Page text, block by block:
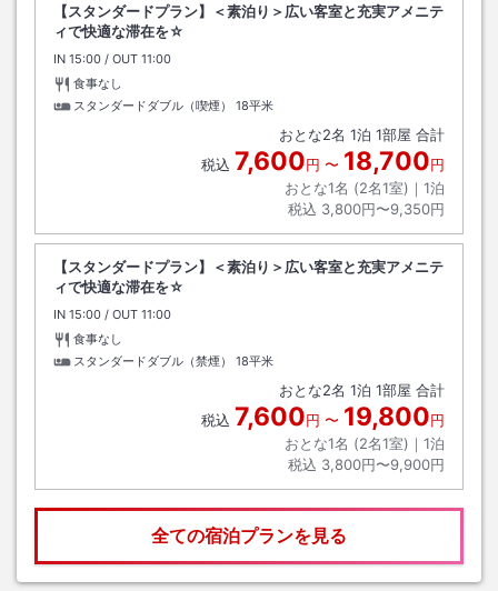
【スタンダードプラン】＜素泊り＞広い客室と充実アメニテ
ィで快適な滞在を☆
IN チェックイン
15:00 / OUT チェックアウト
11:00
食事なし
スタンダードダブル（喫煙）
18平米
おとな2名 1泊 1部屋 合計
税込 7,600円 〜 18,700円
おとな1名 (2名1室)｜ 1泊
税込 3,800円〜9,350円
【スタンダードプラン】＜素泊り＞広い客室と充実アメニテ
ィで快適な滞在を☆
IN チェックイン
15:00 / OUT チェックアウト
11:00
食事なし
スタンダードダブル（禁煙）
18平米
おとな2名 1泊 1部屋 合計
税込 7,600円 〜 19,800円
おとな1名 (2名1室)｜ 1泊
税込 3,800円〜9,900円
全ての宿泊プランを見る